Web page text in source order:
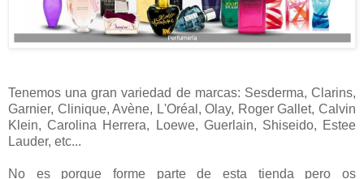
Tenemos una gran variedad de marcas: Sesderma, Clarins,
Garnier, Clinique, Avène, L'Oréal, Olay, Roger Gallet, Calvin
Klein, Carolina Herrera, Loewe, Guerlain, Shiseido, Estee
Lauder, etc...
No es porque forme parte de esta tienda pero os